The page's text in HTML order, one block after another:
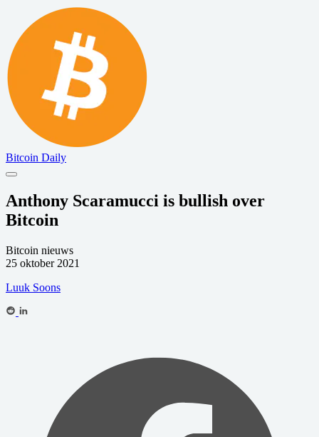
Bitcoin Daily
Anthony Scaramucci is bullish over
Bitcoin
Bitcoin nieuws
25 oktober 2021
Luuk Soons